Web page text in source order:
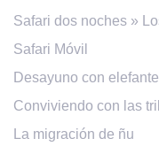
Safari dos noches »
Safari Móvil
Desayuno con
Conviviendo con las
La migración de ñu